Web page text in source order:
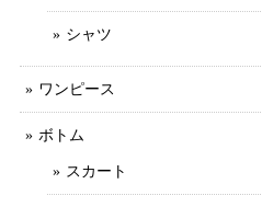
シャツ
ワンピース
ボトム
スカート